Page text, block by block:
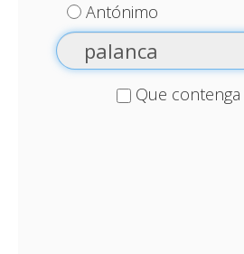
Antónimo
Que contenga